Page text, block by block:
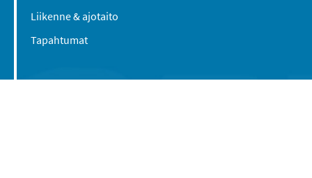
Liikenne & ajotaito
Tapahtumat